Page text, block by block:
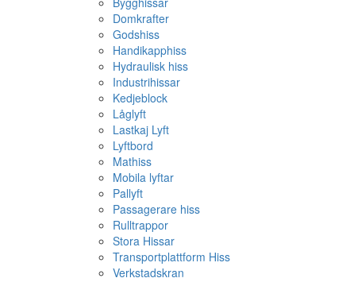
Domkrafter
Godshiss
Handikapphiss
Hydraulisk hiss
Industrihissar
Kedjeblock
Låglyft
Lastkaj Lyft
Lyftbord
Mathiss
Mobila lyftar
Pallyft
Passagerare hiss
Rulltrappor
Stora Hissar
Transportplattform Hiss
Verkstadskran